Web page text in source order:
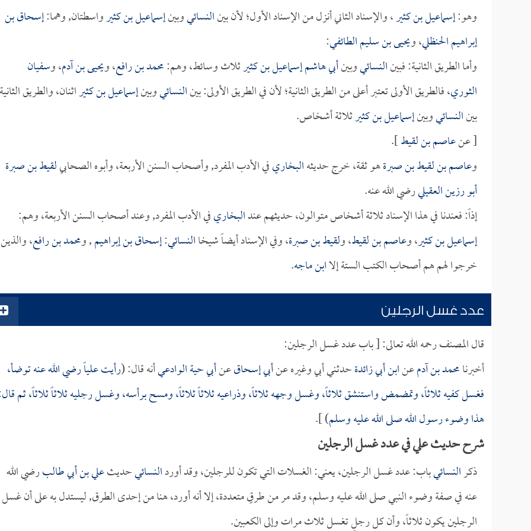
وهو:إسماعيل بن كثير، والإسناد الثاني أنزل من الإسناد الأول؛ لأن بينالنسائيوبينإسماعيل بن كثيرواسطتان, وهما:إسحاق بن
إبراهيم الحنظلي، ويحيى بن سليم الطائفي:
وأما الطريق الثانية: فبينالنسائيوبينأبي هاشم إسماعيل بن كثيرثلاث وسائط، وهم:محمد بن رافع، ويحيى بن آدم، وسفيان
الثوري، فالطريق الأولى تعتبر أعلى من الطريق الثانية؛ لأن في الطريق الأولى: بينالنسائيوبينإسماعيل بن كثيراثنان، والطريق
بينالنسائيوبينإسماعيل بن كثيرثلاثة أشخاص.
[ عنعاصم بن لقيط].
وعاصم بن لقيط بن صبرةهو ثقة، خرج حديثهالبخاريفي الأدب المفرد, وأصحاب السنن الأربعة، وأبوه الصحابيلقيط بن صبرة
أبو رزين العقيليرضي الله عنه.
إذاً: فعندنا في هذا الإسناد ثلاثة أشخاص متوالون، حديثهم عندالبخاريفي الأدب المفرد, وعند أصحاب السنن الأربعة، وهم:
إسماعيل بن كثير، وعاصم بن لقيط، ولقيط بن صبرة، وفي الإسناد أيضاً شيخاالنسائي:إسحاق بن إبراهيم, ومحمد بن رافع، والذين
خرجوا لهم هم أصحاب الكتب الستة إلاابن ماجه.
عدد غسل الرجلين
قال المصنف رحمه الله تعالى: [ باب عدد غسل الرجلين:
أخبرنامحمد بن آدمعنابن أبي زائدةحدثني أبي وغيره عنأبي إسحاقعنأبي حية الوادعيأنه قال: (رأيتعلياًرضي الله عنه توضأ،
فغسل كفيه ثلاثاً، وتمضمض واستنشق ثلاثاً، وغسل وجهه ثلاثاً، وذراعيه ثلاثاً ثلاثاً، ومسح برأسه، وغسل رجليه ثلاثاً ثلاثاً، ثم
هذا وضوء رسول الله صلى الله عليه وسلم) ]. ‏
شرح حديث علي في عدد غسل الرجلين
ذكرالنسائيباب: عدد غسل الرجلين، يعني: الغسلات التي تكون للرجلين، وقد أوردالنسائيحديثعلي بن أبي طالبرضي الله
عنه في صفة وضوء النبي صلى الله عليه وسلم، وقد مر من طرقٍ متعددة، إلا أنه أورد، هنا من إحدى الطرق, ليستدل به على أن غسل
الرجلين يكون ثلاثاً، وأن كل رجلٍ تغسل ثلاث مرات وإلى الكعبين.